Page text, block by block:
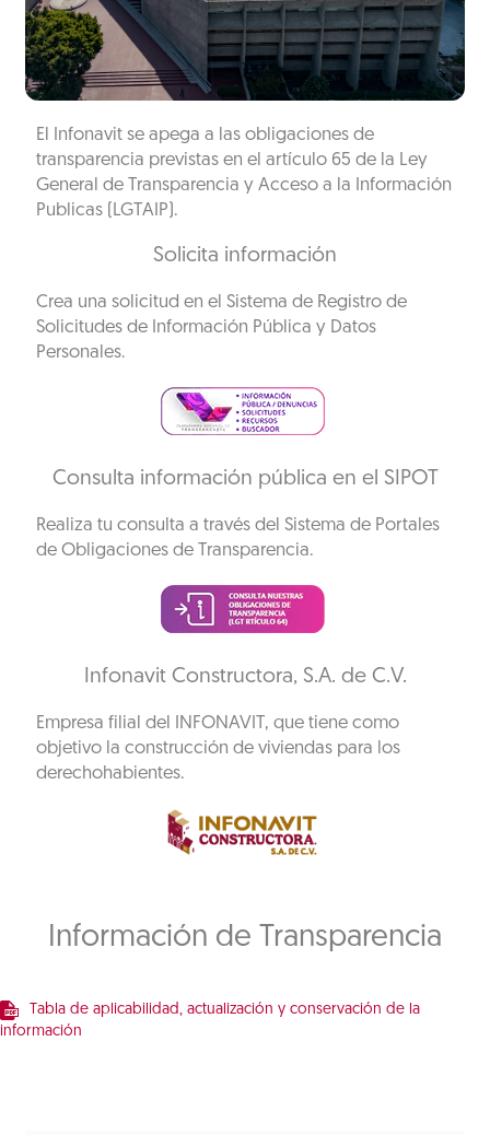
El Infonavit se apega a las obligaciones de
transparencia previstas en el artículo 65 de la Ley
General de Transparencia y Acceso a la Información
Publicas (LGTAIP).
Solicita información
Crea una solicitud en el Sistema de Registro de
Solicitudes de Información Pública y Datos
Personales.
Consulta información pública en el SIPOT
Realiza tu consulta a través del Sistema de Portales
de Obligaciones de Transparencia.
Infonavit Constructora, S.A. de C.V.
Empresa filial del INFONAVIT, que tiene como
objetivo la construcción de viviendas para los
derechohabientes.
Información de Transparencia
Tabla de aplicabilidad, actualización y conservación de la
información